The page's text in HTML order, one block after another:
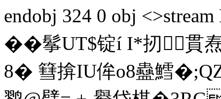
endobj 324 0 obj
��鬇UT$锭í I*扨
8� 篲揜IU侔o8蠱鱈